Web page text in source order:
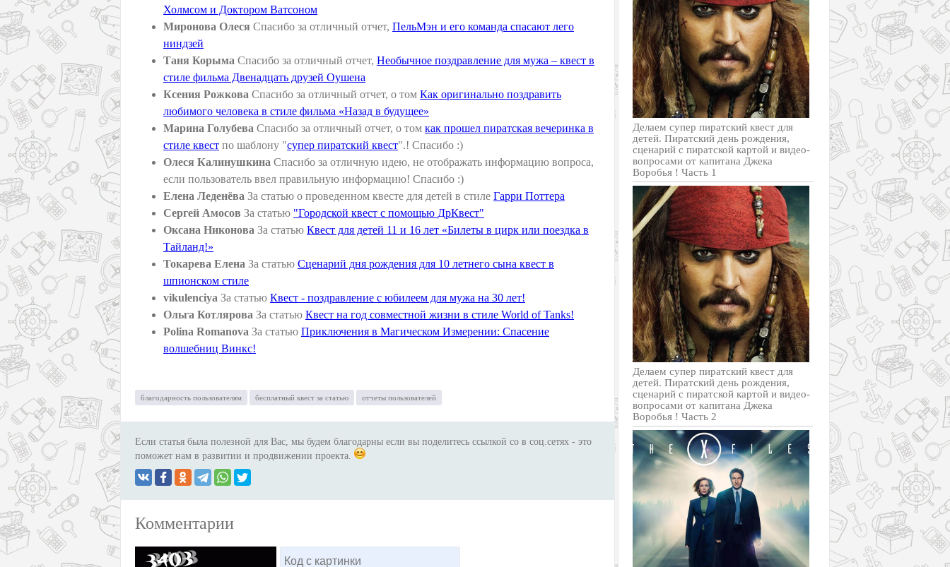
Холмсом и Доктором Ватсоном
Миронова Олеся Спасибо за отличный отчет, ПельМэн и его команда спасают лего
ниндзей
Таня Корыма Спасибо за отличный отчет, Необычное поздравление для мужа – квест в
стиле фильма Двенадцать друзей Оушена
Ксения Рожкова Спасибо за отличный отчет, о том Как оригинально поздравить
любимого человека в стиле фильма «Назад в будущее»
Марина Голубева Спасибо за отличный отчет, о том как прошел пиратская вечеринка в
стиле квест по шаблону "супер пиратский квест".! Спасибо :)
Олеся Калинушкина Спасибо за отличную идею, не отображать информацию вопроса,
если пользователь ввел правильную информацию! Спасибо :)
Елена Леденёва За статью о проведенном квесте для детей в стиле Гарри Поттера
Сергей Амосов За статью "Городской квест с помощью ДрКвест"
Оксана Никонова За статью Квест для детей 11 и 16 лет «Билеты в цирк или поездка в
Тайланд!»
Токарева Елена За статью Сценарий дня рождения для 10 летнего сына квест в
шпионском стиле
vikulenciya За статью Квест - поздравление с юбилеем для мужа на 30 лет!
Ольга Котлярова За статью Квест на год совместной жизни в стиле World of Tanks!
Polina Romanova За статью Приключения в Магическом Измерении: Спасение
волшебниц Винкс!
благодарность пользователям бесплатный квест за статью отчеты пользователей
Если статья была полезной для Вас, мы будем благодарны если вы поделитесь ссылкой со в соц.сетях - это
поможет нам в развитии и продвижении проекта.
Комментарии
Делаем супер пиратский квест для
детей. Пиратский день рождения,
сценарий с пиратской картой и видео-
вопросами от капитана Джека
Воробья ! Часть 1
Делаем супер пиратский квест для
детей. Пиратский день рождения,
сценарий с пиратской картой и видео-
вопросами от капитана Джека
Воробья ! Часть 2